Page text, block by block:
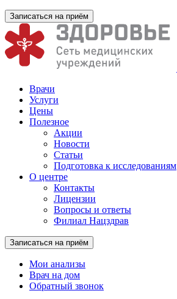
Записаться на приём
Врачи
Услуги
Цены
Полезное
Акции
Новости
Статьи
Подготовка к исследованиям
О центре
Контакты
Лицензии
Вопросы и ответы
Филиал Нацздрав
Записаться на приём
Мои анализы
Врач на дом
Обратный звонок